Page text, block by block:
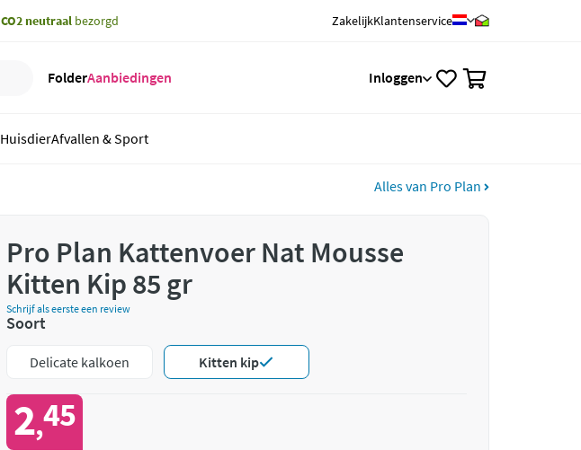
CO2 neutraal bezorgd ZakelijkKlantenservice
FolderAanbiedingen Inloggen
HuisdierAfvallen & Sport
Alles van Pro Plan
Pro Plan Kattenvoer Nat Mousse
Kitten Kip 85 gr
Schrijf als eerste een review
Soort
Delicate kalkoen Kitten kip
2,45